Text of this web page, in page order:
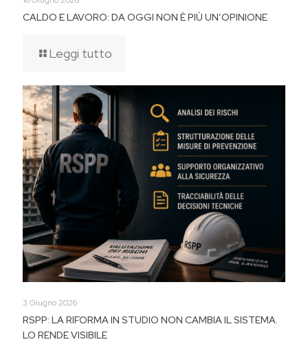
CALDO E LAVORO: DA OGGI NON È PIÙ UN’OPINIONE
Leggi tutto
3 Giugno 2026
RSPP: LA RIFORMA IN STUDIO NON CAMBIA IL SISTEMA.
LO RENDE VISIBILE